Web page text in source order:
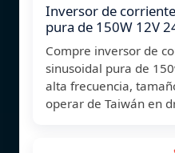
Inversor de
pura de 150W 12V
Compre inversor de
sinusoidal pura de
alta frecuencia,
operar de Taiwán en